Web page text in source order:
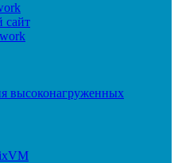
сайт
высоконагруженных